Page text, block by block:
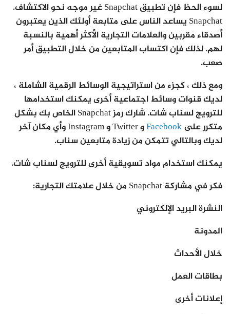
لسوء الحظ فإن تطبيق Snapchat غير موجه نحو الاكتشاف.
Snapchat يساعد الناس على متابعة أولئك الذين يعتبرون
أصدقاء مقربين والعلامات التجارية الأكثر أهمية بالنسبة
لهم. لذلك فإن اكتساب المتابعين من خلال التطبيق أمر
صعب.
ومع ذلك ، كجزء من استراتيجية الوسائط الرقمية الشاملة ،
لديك قنوات وسائط اجتماعية أخرى يمكنك استخدامها
للترويج لسناب شات. شارك رمز Snapchat الخاص بك بشكل
متكرر علىFacebook
و Twitter و Instagram وأي مكان آخر
لديك وبالتالي تتمكن من زيادة متابعين سناب.
يمكنك استخدام مواد تسويقية أخرى للترويج لسناب شات.
فكر في مشاركة Snapchat من خلال علامتك التجارية:
النشرة البريد الإلكتروني
المدونة
خلال الأحداث
بطاقات العمل
إعلانات أخرى